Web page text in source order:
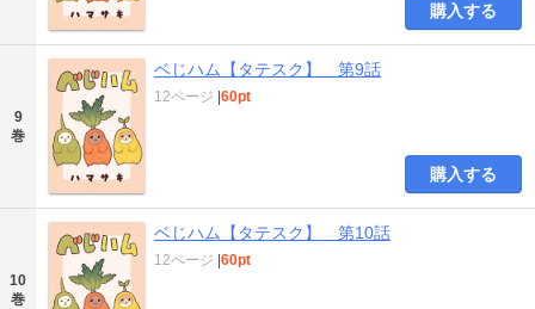
購入する
9
巻
ベじハム【タテスク】 第9話
12ページ |60pt
購入する
10
巻
ベじハム【タテスク】 第10話
12ページ |60pt